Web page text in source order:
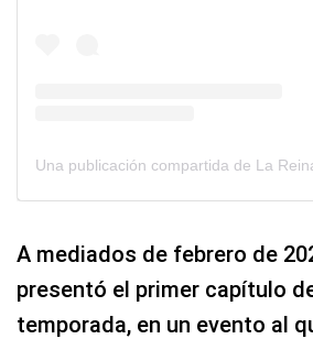
A mediados de febrero de
presentó el primer capítulo
temporada, en un evento al